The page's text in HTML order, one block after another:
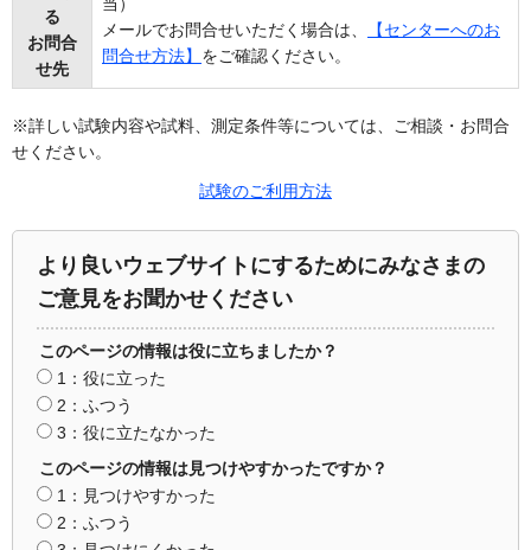
る
お問合
せ先
メールでお問合せいただく場合は、
【センターへのお
問合せ方法】 をご確認ください。
※詳しい試験内容や試料、測定条件等については、ご相談・お問合
せください。
試験のご利用方法
より良いウェブサイトにするためにみなさまの
ご意見をお聞かせください
このページの情報は役に立ちましたか？
1：役に立った
2：ふつう
3：役に立たなかった
このページの情報は見つけやすかったですか？
1：見つけやすかった
2：ふつう